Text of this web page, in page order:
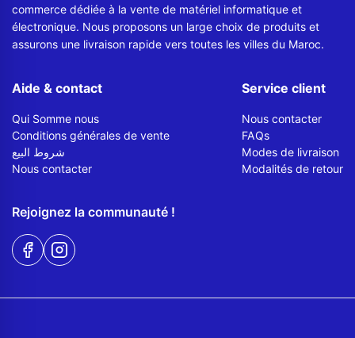
commerce dédiée à la vente de matériel informatique et
électronique. Nous proposons un large choix de produits et
assurons une livraison rapide vers toutes les villes du Maroc.
Aide & contact
Qui Somme nous
Conditions générales de vente
شروط البيع
Nous contacter
Service client
Nous contacter
FAQs
Modes de livraison
Modalités de retour
Rejoignez la communauté !